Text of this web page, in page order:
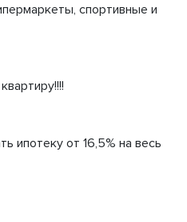
спортивные и
ипотеку от 16,5% на весь